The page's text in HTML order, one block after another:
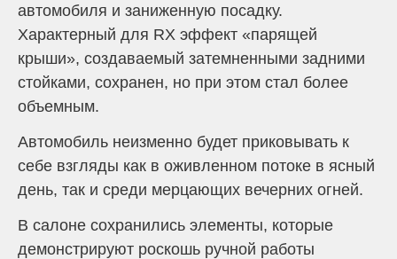
автомобиля и заниженную посадку.
Характерный для RX эффект «парящей
крыши», создаваемый затемненными задними
стойками, сохранен, но при этом стал более
объемным.
Автомобиль неизменно будет приковывать к
себе взгляды как в оживленном потоке в ясный
день, так и среди мерцающих вечерних огней.
В салоне сохранились элементы, которые
демонстрируют роскошь ручной работы